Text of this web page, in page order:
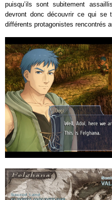
puisqu’ils sont subitement
devront donc découvrir ce qui se
différents protagonistes rencontrés